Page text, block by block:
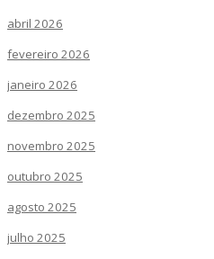
abril 2026
fevereiro 2026
janeiro 2026
dezembro 2025
novembro 2025
outubro 2025
agosto 2025
julho 2025